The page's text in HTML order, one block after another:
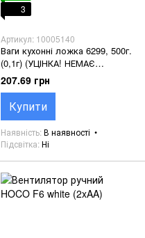
3
Артикул: 10005140
Ваги кухонні ложка 6299, 500г.
(0,1г) (УЦІНКА! НЕМАЄ
КРИШЕЧКИ ДО ВІДСІКУ З
БАТАРЕЙКОЮ)
207.69 грн
Купити
Наявність В наявності
Підсвітка Ні